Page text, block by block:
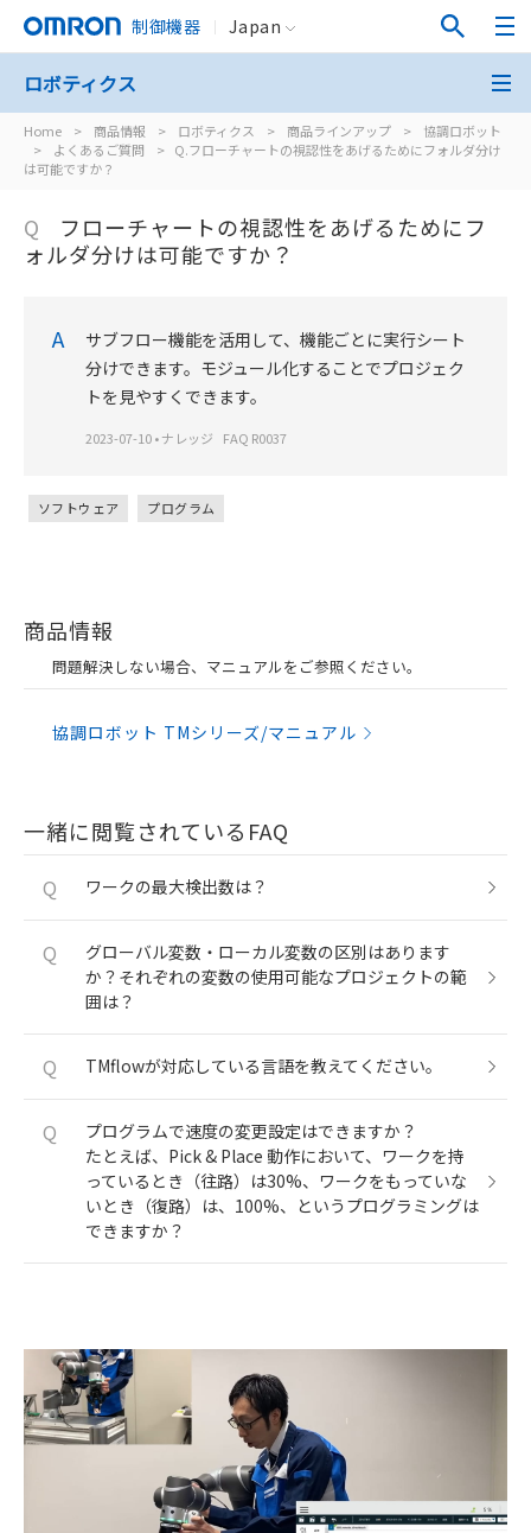
制御機器 Japan
Home > 商品情報 > ロボティクス > 商品ラインアップ >
協調ロボット
>
よくあるご質問 > Q.フローチャートの視認性をあげるためにフォルダ分け
は可能ですか？
ロボティクス
Q
フローチャートの視認性をあげるためにフ
ォルダ分けは可能ですか？
A
サブフロー機能を活用して、機能ごとに実行シート
分けできます。モジュール化することでプロジェク
トを見やすくできます。
2023-07-10•ナレッジ FAQ R0037
ソフトウェア プログラム
商品情報
問題解決しない場合、マニュアルをご参照ください。
協調ロボット TMシリーズ/マニュアル
一緒に閲覧されているFAQ
Q ワークの最大検出数は？
Q
グローバル変数・ローカル変数の区別はあります
か？それぞれの変数の使用可能なプロジェクトの範
囲は？
Q TMflowが対応している言語を教えてください。
Q
プログラムで速度の変更設定はできますか？
たとえば、Pick & Place 動作において、ワークを持
っているとき（往路）は30%、ワークをもっていな
いとき（復路）は、100%、というプログラミングは
できますか？